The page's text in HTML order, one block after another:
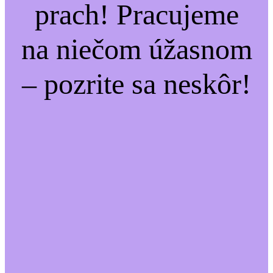
prach! Pracujeme
na niečom úžasnom
– pozrite sa neskôr!